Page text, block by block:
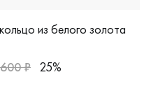
из белого золота
₽ 25%